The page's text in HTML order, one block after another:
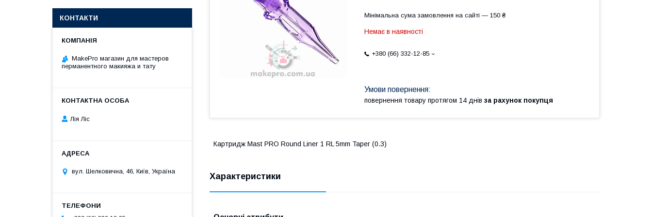
Мінімальна сума замовлення на сайті — 150 ₴
Немає в наявності
+380 (66) 332-12-85
повернення товару протягом 14 днів за рахунок покупця
Картридж Mast PRO Round Liner 1 RL 5mm Taper (0.3)
Характеристики
КОНТАКТИ
MakePro магазин для мастеров
перманентного макияжа и тату
Лія Ліс
вул. Шелковична, 46, Київ, Україна